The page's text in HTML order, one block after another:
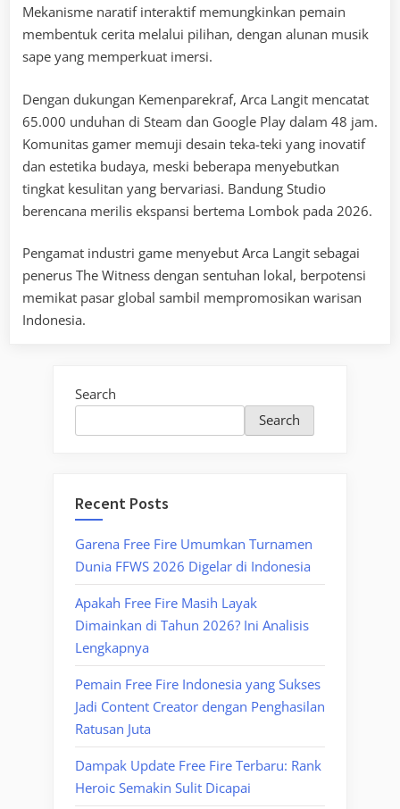
Mekanisme naratif interaktif memungkinkan pemain
membentuk cerita melalui pilihan, dengan alunan musik
sape yang memperkuat imersi.
Dengan dukungan Kemenparekraf, Arca Langit mencatat
65.000 unduhan di Steam dan Google Play dalam 48 jam.
Komunitas gamer memuji desain teka-teki yang inovatif
dan estetika budaya, meski beberapa menyebutkan
tingkat kesulitan yang bervariasi. Bandung Studio
berencana merilis ekspansi bertema Lombok pada 2026.
Pengamat industri game menyebut Arca Langit sebagai
penerus The Witness dengan sentuhan lokal, berpotensi
memikat pasar global sambil mempromosikan warisan
Indonesia.
Search
Search
Recent Posts
Garena Free Fire Umumkan Turnamen
Dunia FFWS 2026 Digelar di Indonesia
Apakah Free Fire Masih Layak
Dimainkan di Tahun 2026? Ini Analisis
Lengkapnya
Pemain Free Fire Indonesia yang Sukses
Jadi Content Creator dengan Penghasilan
Ratusan Juta
Dampak Update Free Fire Terbaru: Rank
Heroic Semakin Sulit Dicapai